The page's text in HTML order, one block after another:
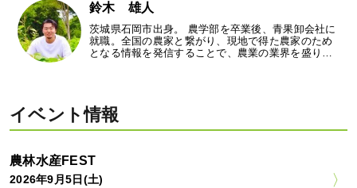
鈴木 雄人
茨城県石岡市出身。 農学部を卒業後、青果卸会社に
就職。全国の農家と繋がり、現地で得た農家のため
となる情報を発信することで、農業の業界を盛り…
イベント情報
農林水産FEST
2026年9月5日(土)